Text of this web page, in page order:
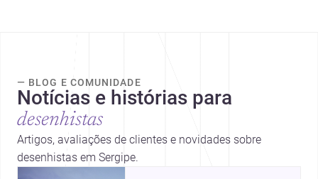
— BLOG E COMUNIDADE
Notícias e histórias para
desenhistas
Artigos, avaliações de clientes e novidades sobre
desenhistas em Sergipe.